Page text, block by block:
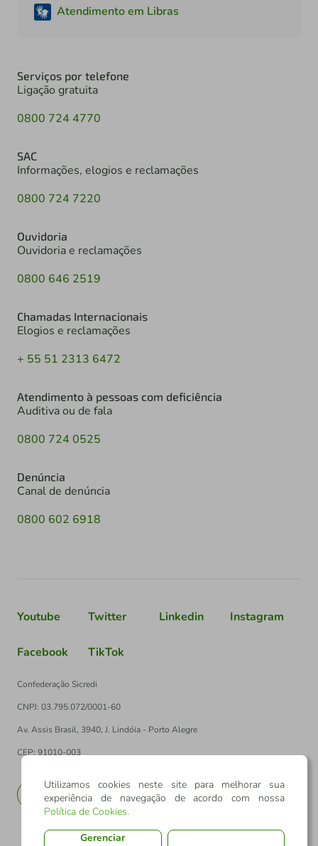
Atendimento em Libras
Serviços por telefone
Ligação gratuita
0800 724 4770
SAC
Informações, elogios e reclamações
0800 724 7220
Ouvidoria
Ouvidoria e reclamações
0800 646 2519
Chamadas Internacionais
Elogios e reclamações
+ 55 51 2313 6472
Atendimento à pessoas com deficiência
Auditiva ou de fala
0800 724 0525
Denúncia
Canal de denúncia
0800 602 6918
Youtube Twitter Linkedin Instagram
Facebook TikTok
Confederação Sicredi
CNPJ: 03.795.072/0001-60
Av. Assis Brasil, 3940, J. Lindóia - Porto Alegre
CEP: 91010-003
EN
Utilizamos cookies neste site para melhorar sua
experiência de navegação de acordo com nossa
Política de Cookies.
Gerenciar